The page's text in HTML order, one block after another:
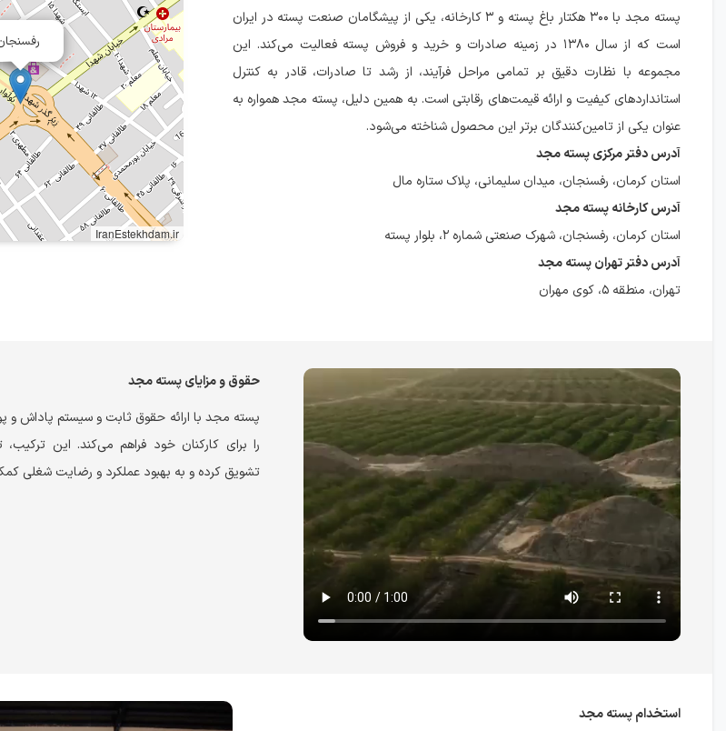
پسته مجد با ۳۰۰ هکتار باغ پسته و ۳ کارخانه، یکی از پیشگامان صنعت پسته در ایران
است که از سال ۱۳۸۰ در زمینه صادرات و خرید و فروش پسته فعالیت می‌کند. این
مجموعه با نظارت دقیق بر تمامی مراحل فرآیند، از رشد تا صادرات، قادر به کنترل
استانداردهای کیفیت و ارائه قیمت‌های رقابتی است. به همین دلیل، پسته مجد همواره به
عنوان یکی از تامین‌کنندگان برتر این محصول شناخته می‌شود.
آدرس دفتر مرکزی پسته مجد
استان کرمان، رفسنجان، میدان سلیمانی، پلاک ستاره مال
آدرس کارخانه پسته مجد
استان کرمان، رفسنجان، شهرک صنعتی شماره ۲، بلوار پسته
آدرس دفتر تهران پسته مجد
تهران، منطقه ۵، کوی مهران
IranEstekhdam.ir
حقوق و مزایای پسته مجد
پسته مجد با ارائه حقوق ثابت و سیستم پاداش و
را برای کارکنان خود فراهم می‌کند. این
تشویق کرده و به بهبود عملکرد و رضایت شغلی
استخدام پسته مجد